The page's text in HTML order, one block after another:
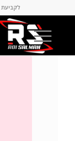
לקביעת